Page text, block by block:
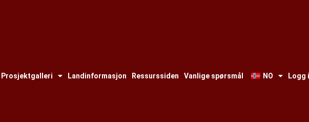
Prosjektgalleri Landinformasjon Ressurssiden Vanlige spørsmål NO Logg